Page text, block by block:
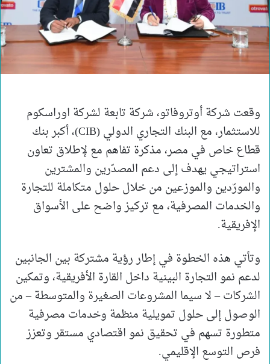
وقعت شركة أوتروفاتو، شركة تابعة لشركة اوراسكوم
للاستثمار، مع البنك التجاري الدولي (CIB)، أكبر بنك
قطاع خاص في مصر، مذكرة تفاهم مع لإطلاق تعاون
استراتيجي يهدف إلى دعم المصدّرين والمشترين
والمورّدين والموزعين من خلال حلول متكاملة للتجارة
والخدمات المصرفية، مع تركيز واضح على الأسواق
الإفريقية.
وتأتي هذه الخطوة في إطار رؤية مشتركة بين الجانبين
لدعم نمو التجارة البينية داخل القارة الأفريقية، وتمكين
الشركات – لا سيما المشروعات الصغيرة والمتوسطة – من
الوصول إلى حلول تمويلية منظمة وخدمات مصرفية
متطورة تسهم في تحقيق نمو اقتصادي مستقر وتعزز
فرص التوسع الإقليمي.